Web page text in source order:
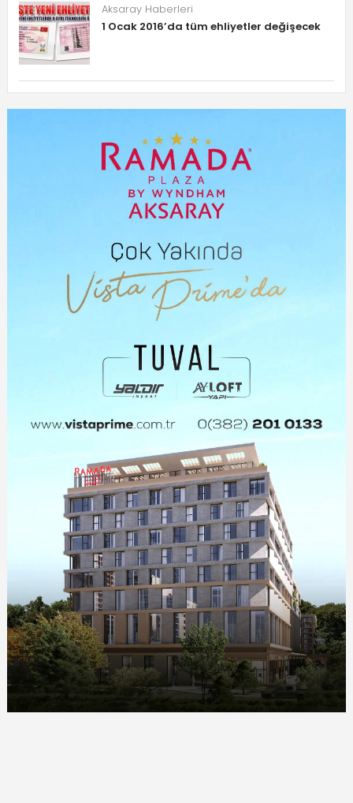
Aksaray Haberleri
1 Ocak 2016’da tüm ehliyetler değişecek